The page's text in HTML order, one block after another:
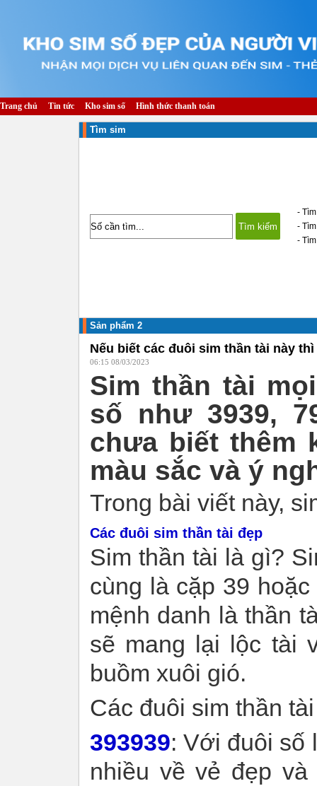
Trang chủ Tin tức Kho sim số Hình thức thanh toán
Tìm sim
-
-
-
Sản phẩm 2
Nếu biết các đuôi sim thần tài này
06:15 08/03/2023
Sim thần tài
số như 3939,
chưa biết thêm
màu sắc và ý
Trong bài viết này,
Các đuôi sim thần tài đẹp
Sim thần tài là gì?
cùng là cặp 39
mệnh danh là thần
sẽ mang lại lộc tài
buồm xuôi gió.
Các đuôi sim thần
393939: Với đuôi số
nhiều về vẻ đẹp